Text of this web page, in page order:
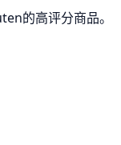
的高评分商品。